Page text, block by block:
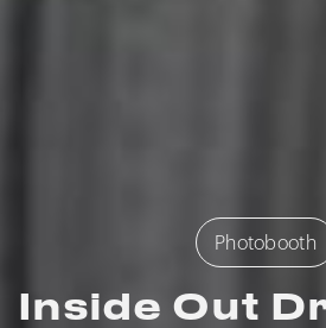
Photobooth
Inside Out